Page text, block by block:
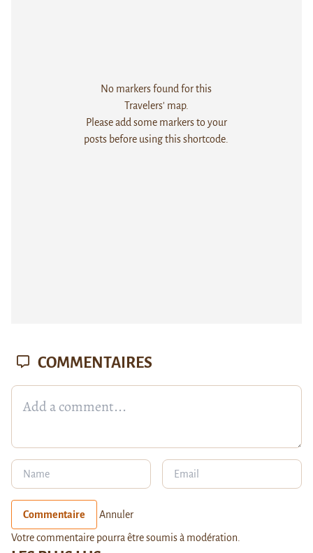
No markers found for this
Travelers' map.
Please add some markers to your
posts before using this shortcode.
COMMENTAIRES
Commentaire Annuler
Votre commentaire pourra être soumis à modération.